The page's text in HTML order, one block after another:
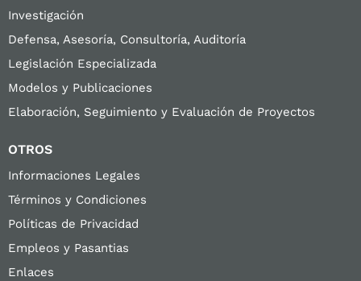
Investigación
Defensa, Asesoría, Consultoría, Auditoría
Legislación Especializada
Modelos y Publicaciones
Elaboración, Seguimiento y Evaluación de Proyectos
OTROS
Informaciones Legales
Términos y Condiciones
Políticas de Privacidad
Empleos y Pasantias
Enlaces